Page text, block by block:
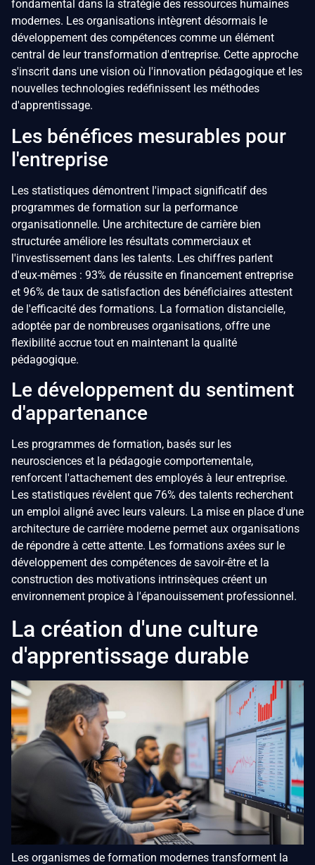
fondamental dans la stratégie des ressources humaines
modernes. Les organisations intègrent désormais le
développement des compétences comme un élément
central de leur transformation d'entreprise. Cette approche
s'inscrit dans une vision où l'innovation pédagogique et les
nouvelles technologies redéfinissent les méthodes
d'apprentissage.
Les bénéfices mesurables pour
l'entreprise
Les statistiques démontrent l'impact significatif des
programmes de formation sur la performance
organisationnelle. Une architecture de carrière bien
structurée améliore les résultats commerciaux et
l'investissement dans les talents. Les chiffres parlent
d'eux-mêmes : 93% de réussite en financement entreprise
et 96% de taux de satisfaction des bénéficiaires attestent
de l'efficacité des formations. La formation distancielle,
adoptée par de nombreuses organisations, offre une
flexibilité accrue tout en maintenant la qualité
pédagogique.
Le développement du sentiment
d'appartenance
Les programmes de formation, basés sur les
neurosciences et la pédagogie comportementale,
renforcent l'attachement des employés à leur entreprise.
Les statistiques révèlent que 76% des talents recherchent
un emploi aligné avec leurs valeurs. La mise en place d'une
architecture de carrière moderne permet aux organisations
de répondre à cette attente. Les formations axées sur le
développement des compétences de savoir-être et la
construction des motivations intrinsèques créent un
environnement propice à l'épanouissement professionnel.
La création d'une culture
d'apprentissage durable
Les organismes de formation modernes transforment la